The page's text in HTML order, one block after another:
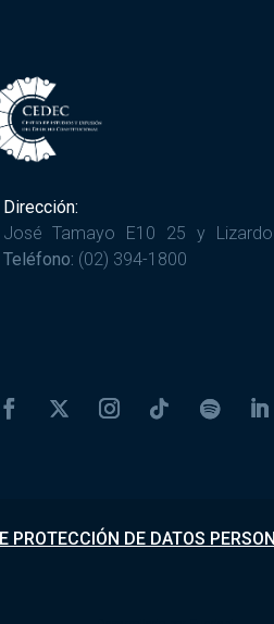
Dirección:
José Tamayo E10 25 y
Teléfono: (02) 394-1800
PROTECCIÓN DE DATOS